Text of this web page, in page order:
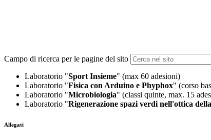
Campo di ricerca per le pagine del sito
Laboratorio "Sport Insieme" (max 60 adesioni)
Laboratorio "Fisica con Arduino e Phyphox" (corso
Laboratorio "Microbiologia" (classi quinte, max. 15
Laboratorio "Rigenerazione spazi verdi nell'ottica
Allegati